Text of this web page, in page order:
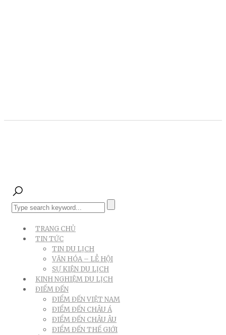
TRANG CHỦ
TIN TỨC
TIN DU LỊCH
VĂN HÓA – LỄ HỘI
SỰ KIỆN DU LỊCH
KINH NGHIỆM DU LỊCH
ĐIỂM ĐẾN
ĐIỂM ĐẾN VIỆT NAM
ĐIỂM ĐẾN CHÂU Á
ĐIỂM ĐẾN CHÂU ÂU
ĐIỂM ĐẾN THẾ GIỚI